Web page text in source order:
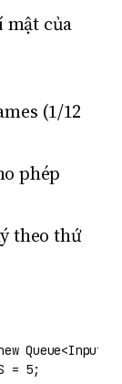
mật của
(1/12
phép
theo thứ
= 5;